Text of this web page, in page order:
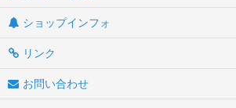
ショップインフォ
リンク
お問い合わせ